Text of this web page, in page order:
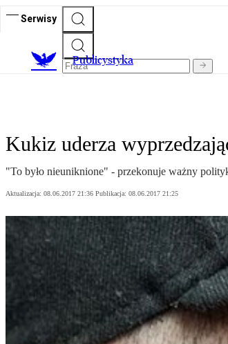
Serwisy
Publicystyka
Kukiz uderza
"To było nieuniknione" - przekonuje ważny
Aktualizacja: 08.06.2017 21:36 Publikacja: 08.06.2017 21:25